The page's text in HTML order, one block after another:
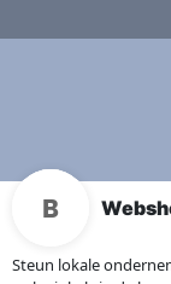
Steun lokale